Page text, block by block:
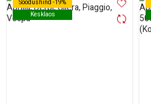
Soodushind -19%
Kesklaos
Soodushind -19%
Kesklaos